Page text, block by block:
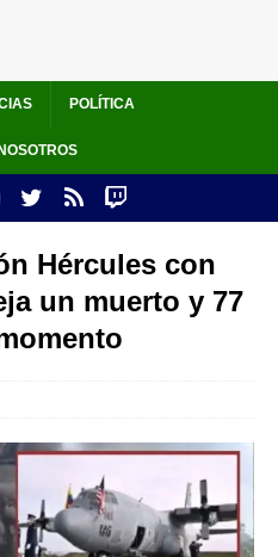
POLÍTICA
Hércules con
un muerto y 77